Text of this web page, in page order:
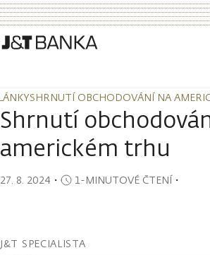
SHRNUTÍ OBCHODOVÁNÍ NA
SHRNUTÍ OBCHODOVÁNÍ NA
Shrnutí
americkém trhu
27. 8. 2024 ・ 1-MINUTOVÉ ČTENÍ・
J&T SPECIALISTA